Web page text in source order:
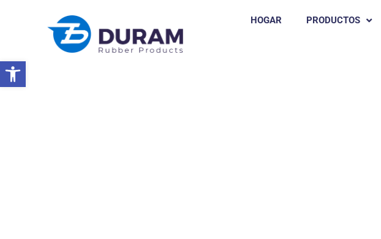
Abrir barra de herramientas
HOGAR PRODUCTOS